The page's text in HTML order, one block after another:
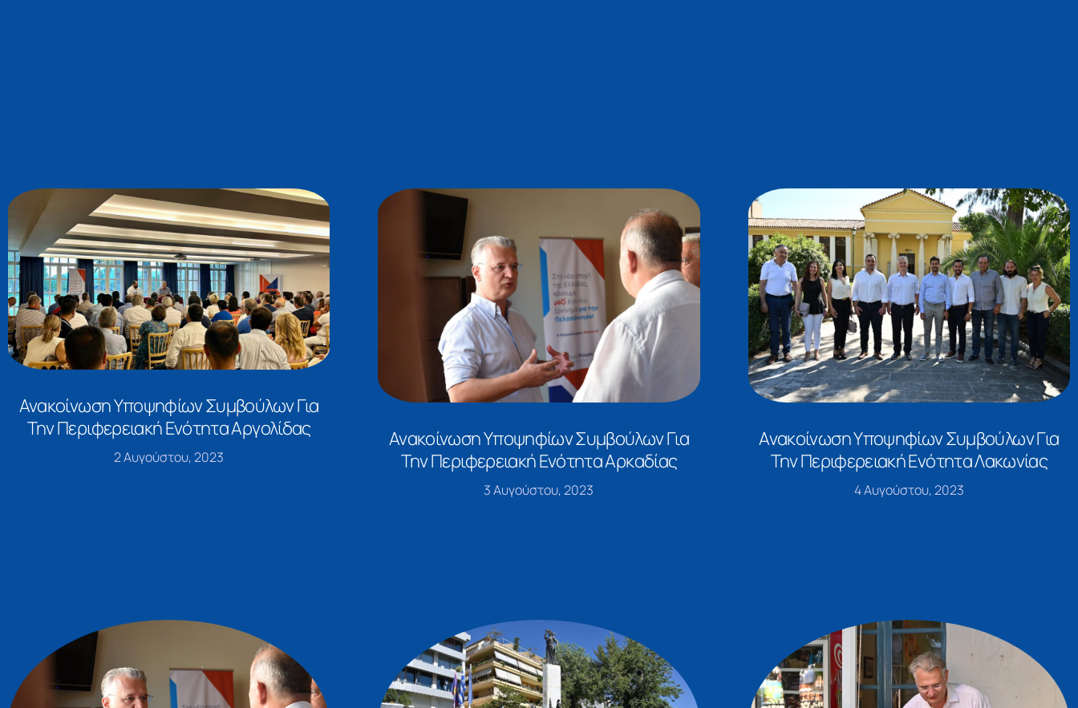
Ανακοίνωση Υποψηφίων Συμβούλων Για
Την Περιφερειακή Ενότητα Αργολίδας
2 Αυγούστου, 2023
Ανακοίνωση Υποψηφίων Συμβούλων Για
Την Περιφερειακή Ενότητα Αρκαδίας
3 Αυγούστου, 2023
Ανακοίνωση Υποψηφίων Συμβούλων Για
Την Περιφερειακή Ενότητα Λακωνίας
4 Αυγούστου, 2023